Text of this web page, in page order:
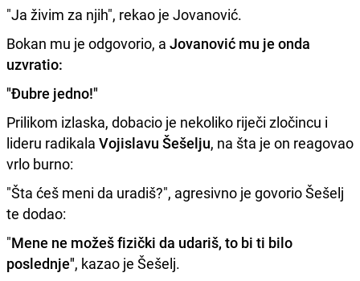
"Ja živim za njih", rekao je Jovanović.
Bokan mu je odgovorio, a Jovanović mu je onda
uzvratio:
"Đubre jedno!"
Prilikom izlaska, dobacio je nekoliko riječi zločincu i
lideru radikala Vojislavu Šešelju, na šta je on reagovao
vrlo burno:
"Šta ćeš meni da uradiš?", agresivno je govorio Šešelj
te dodao:
"Mene ne možeš fizički da udariš, to bi ti bilo
poslednje", kazao je Šešelj.